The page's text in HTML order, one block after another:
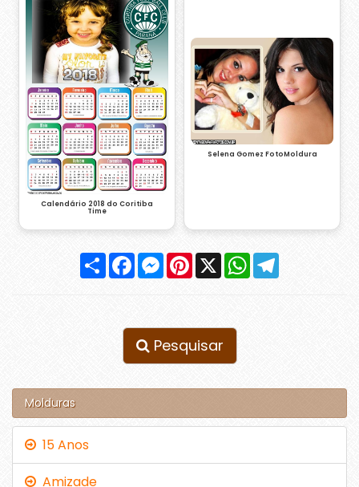
Calendário 2018 do Coritiba
Time
Selena Gomez FotoMoldura
Compartilhar
FacebookMessenger
Pinterest
X WhatsApp
Pesquisar
Molduras
15 Anos
Amizade